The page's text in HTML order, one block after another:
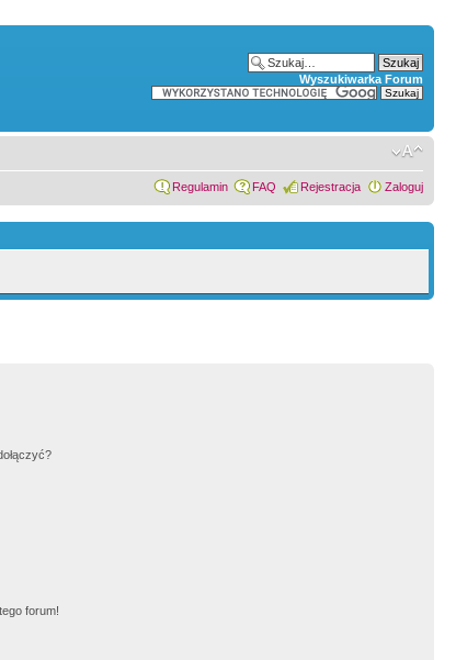
Wyszukiwarka Forum
Regulamin FAQ Rejestracja Zaloguj
forum!